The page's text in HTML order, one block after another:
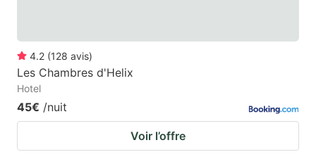
4.2 (128 avis)
Les Chambres d'Helix
Hotel
45€ /nuit
Voir l’offre